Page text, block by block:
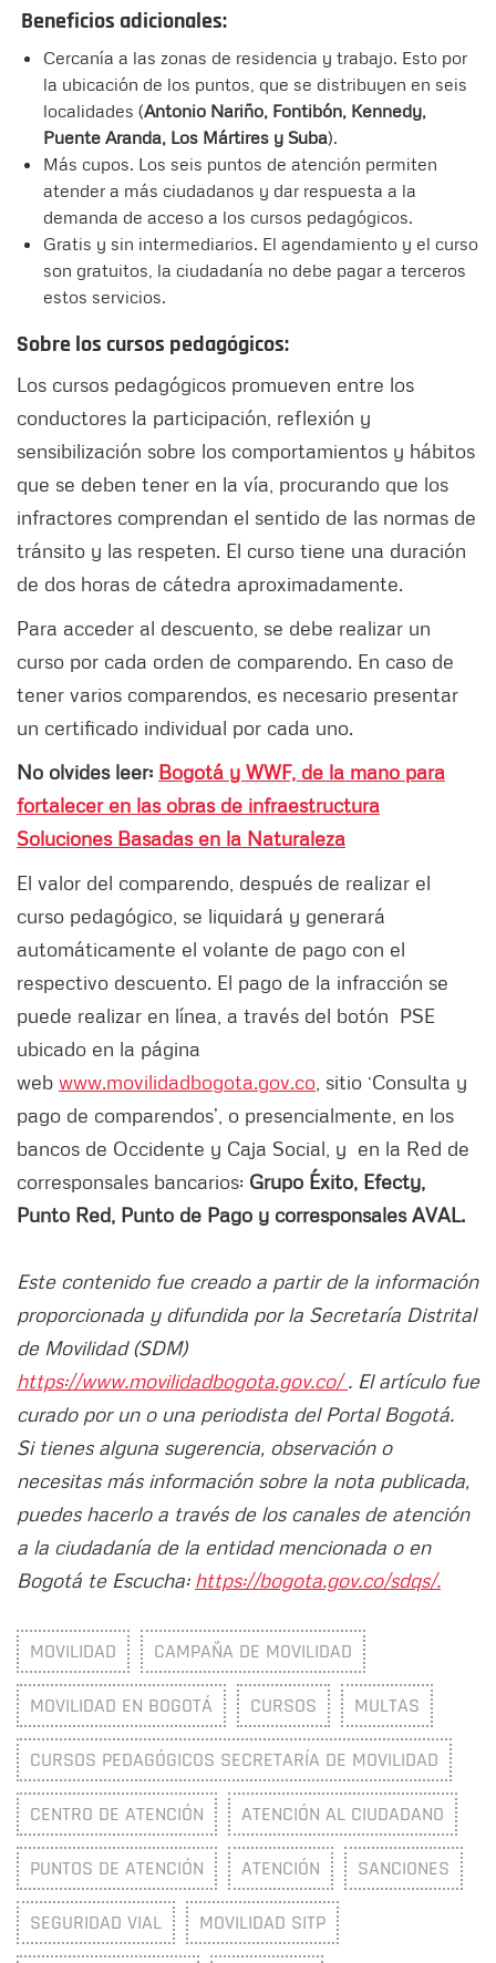
Beneficios adicionales:
Cercanía a las zonas de residencia y trabajo. Esto por
la ubicación de los puntos, que se distribuyen en seis
localidades (Antonio Nariño, Fontibón, Kennedy,
Puente Aranda, Los Mártires y Suba).
Más cupos. Los seis puntos de atención permiten
atender a más ciudadanos y dar respuesta a la
demanda de acceso a los cursos pedagógicos.
Gratis y sin intermediarios. El agendamiento y el curso
son gratuitos, la ciudadanía no debe pagar a terceros
estos servicios.
Sobre los cursos pedagógicos:
Los cursos pedagógicos promueven entre los
conductores la participación, reflexión y
sensibilización sobre los comportamientos y hábitos
que se deben tener en la vía, procurando que los
infractores comprendan el sentido de las normas de
tránsito y las respeten. El curso tiene una duración
de dos horas de cátedra aproximadamente.
Para acceder al descuento, se debe realizar un
curso por cada orden de comparendo. En caso de
tener varios comparendos, es necesario presentar
un certificado individual por cada uno.
No olvides leer: Bogotá y WWF, de la mano para
fortalecer en las obras de infraestructura
Soluciones Basadas en la Naturaleza
El valor del comparendo, después de realizar el
curso pedagógico, se liquidará y generará
automáticamente el volante de pago con el
respectivo descuento. El pago de la infracción se
puede realizar en línea, a través del botón PSE
ubicado en la página
web www.movilidadbogota.gov.co , sitio ‘Consulta y
pago de comparendos’, o presencialmente, en los
bancos de Occidente y Caja Social, y en la Red de
corresponsales bancarios: Grupo Éxito, Efecty,
Punto Red, Punto de Pago y corresponsales AVAL.
Este contenido fue creado a partir de la información
proporcionada y difundida por la Secretaría Distrital
de Movilidad (SDM)
https://www.movilidadbogota.gov.co/. El artículo fue
curado por un o una periodista del Portal Bogotá.
Si tienes alguna sugerencia, observación o
necesitas más información sobre la nota publicada,
puedes hacerlo a través de los canales de atención
a la ciudadanía de la entidad mencionada o en
Bogotá te Escucha: https://bogota.gov.co/sdqs/.
MOVILIDAD CAMPAÑA DE MOVILIDAD
MOVILIDAD EN BOGOTÁ CURSOS MULTAS
CURSOS PEDAGÓGICOS SECRETARÍA DE MOVILIDAD
CENTRO DE ATENCIÓN ATENCIÓN AL CIUDADANO
PUNTOS DE ATENCIÓN ATENCIÓN SANCIONES
SEGURIDAD VIAL MOVILIDAD SITP